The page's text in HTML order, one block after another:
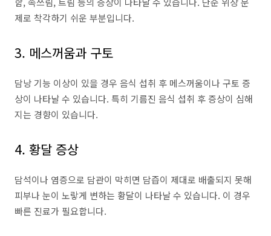
제로 착각하기 쉬운 부분입니다.
3. 메스꺼움과 구토
담낭 기능 이상이 있을 경우 음식 섭취 후 메스꺼움이나 구토 증
상이 나타날 수 있습니다. 특히 기름진 음식 섭취 후 증상이 심해
지는 경향이 있습니다.
4. 황달 증상
담석이나 염증으로 담관이 막히면 담즙이 제대로 배출되지 못해
피부나 눈이 노랗게 변하는 황달이 나타날 수 있습니다. 이 경우
빠른 진료가 필요합니다.